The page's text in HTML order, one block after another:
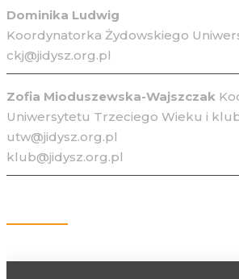
Dominika Ludwig
Koordynatorka Żydowskiego
ckj@jidysz.org.pl
Zofia Mioduszewska-Wajszczak
Uniwersytetu Trzeciego Wieku i
utw@jidysz.org.pl
klub@jidysz.org.pl